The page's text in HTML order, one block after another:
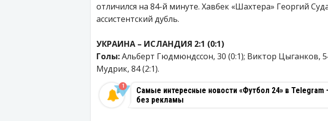
отличился на 84-й минуте. Хавбек «Шахтера» Георгий
ассистентский дубль.
УКРАИНА – ИСЛАНДИЯ 2:1 (0:1)
Голы:Альберт Гюдмюндссон, 30 (0:1); Виктор Цыганков,
Мудрик, 84 (2:1).
Самые интересные новости «Футбол 24» в Telegram
без рекламы
1